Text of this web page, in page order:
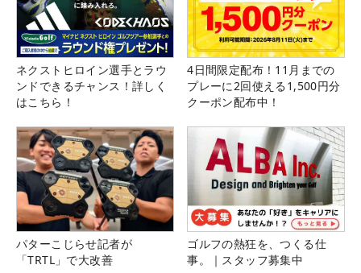
ネクストヒロイン選手とラウ
ンドできるチャンス！詳しく
はこちら！
4日間限定配布！11月までの
プレーに2回使える1,500円分
クーポン配布中！
パターこじらせ記者が
「TRTL」で大改善
ゴルフの熱狂を、つくる仕
事。｜スタッフ募集中